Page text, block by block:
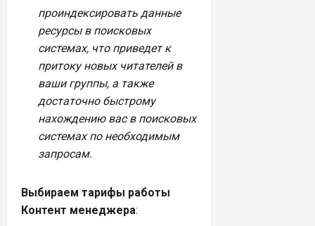
проиндексировать данные
ресурсы в поисковых
системах, что приведет к
притоку новых читателей в
ваши группы, а также
достаточно быстрому
нахождению вас в поисковых
системах по необходимым
запросам.
Выбираем тарифы работы
Контент менеджера: